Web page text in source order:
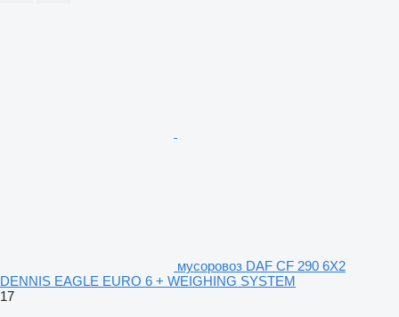
мусоровоз DAF CF 290 6X2
DENNIS EAGLE EURO 6 + WEIGHING SYSTEM
17